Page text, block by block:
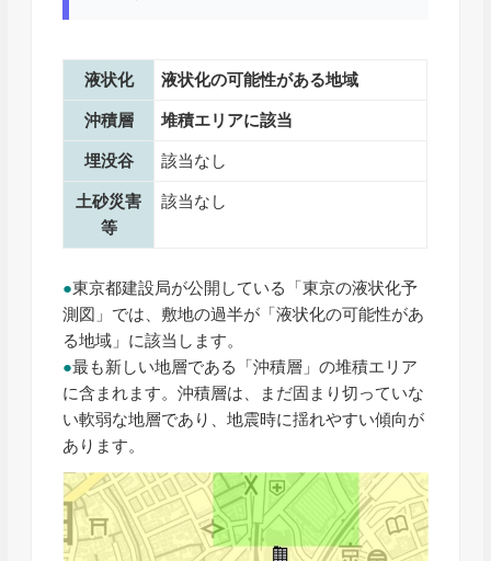
液状化 液状化の可能性がある地域
沖積層 堆積エリアに該当
埋没谷 該当なし
土砂災害
等
該当なし
●東京都建設局が公開している「東京の液状化予
測図」では、敷地の過半が「液状化の可能性があ
る地域」に該当します。
●最も新しい地層である「沖積層」の堆積エリア
に含まれます。沖積層は、まだ固まり切っていな
い軟弱な地層であり、地震時に揺れやすい傾向が
あります。